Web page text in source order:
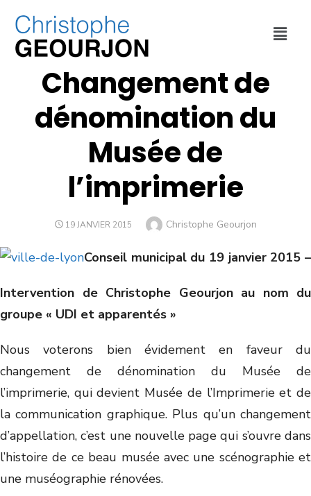
CULTURE ET SPORT
Changement de
dénomination du
Musée de
l’imprimerie
19 JANVIER 2015 Christophe Geourjon
Conseil municipal du 19 janvier 2015 –
Intervention de Christophe Geourjon au nom du
groupe « UDI et apparentés »
Nous voterons bien évidement en faveur du
changement de dénomination du Musée de
l’imprimerie, qui devient Musée de l’Imprimerie et de
la communication graphique. Plus qu’un changement
d’appellation, c’est une nouvelle page qui s’ouvre dans
l’histoire de ce beau musée avec une scénographie et
une muséographie rénovées.